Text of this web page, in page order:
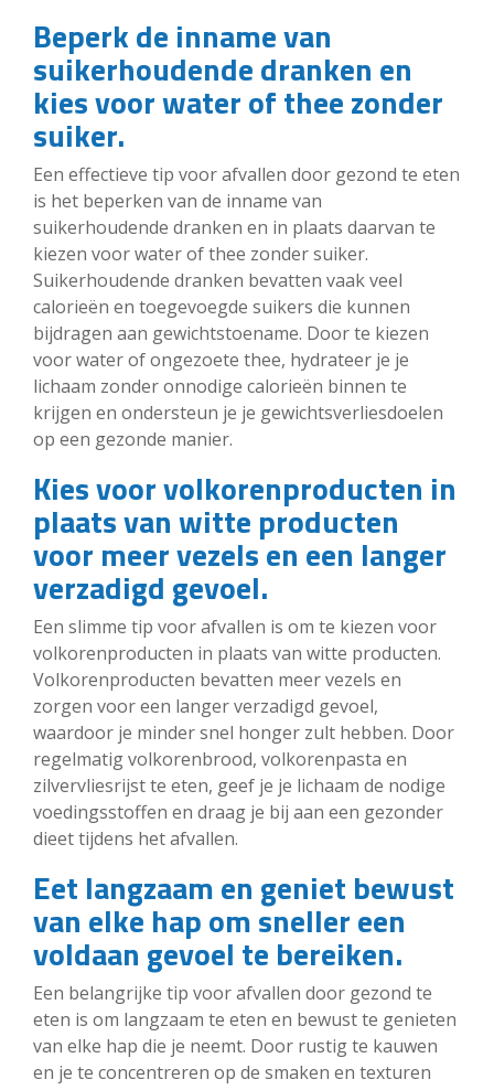
Beperk de inname van
suikerhoudende dranken en
kies voor water of thee zonder
suiker.
Een effectieve tip voor afvallen door gezond te eten
is het beperken van de inname van
suikerhoudende dranken en in plaats daarvan te
kiezen voor water of thee zonder suiker.
Suikerhoudende dranken bevatten vaak veel
calorieën en toegevoegde suikers die kunnen
bijdragen aan gewichtstoename. Door te kiezen
voor water of ongezoete thee, hydrateer je je
lichaam zonder onnodige calorieën binnen te
krijgen en ondersteun je je gewichtsverliesdoelen
op een gezonde manier.
Kies voor volkorenproducten in
plaats van witte producten
voor meer vezels en een langer
verzadigd gevoel.
Een slimme tip voor afvallen is om te kiezen voor
volkorenproducten in plaats van witte producten.
Volkorenproducten bevatten meer vezels en
zorgen voor een langer verzadigd gevoel,
waardoor je minder snel honger zult hebben. Door
regelmatig volkorenbrood, volkorenpasta en
zilvervliesrijst te eten, geef je je lichaam de nodige
voedingsstoffen en draag je bij aan een gezonder
dieet tijdens het afvallen.
Eet langzaam en geniet bewust
van elke hap om sneller een
voldaan gevoel te bereiken.
Een belangrijke tip voor afvallen door gezond te
eten is om langzaam te eten en bewust te genieten
van elke hap die je neemt. Door rustig te kauwen
en je te concentreren op de smaken en texturen